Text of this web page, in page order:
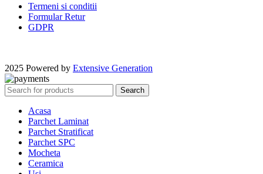
Termeni si conditii
Formular Retur
GDPR
2025 Powered by Extensive Generation
Search
Acasa
Parchet Laminat
Parchet Stratificat
Parchet SPC
Mocheta
Ceramica